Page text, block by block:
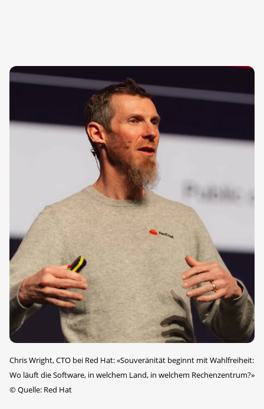
Chris Wright, CTO bei Red Hat: «Souveränität beginnt mit Wahlfreiheit:
Wo läuft die Software, in welchem Land, in welchem Rechenzentrum?»
©Quelle: Red Hat